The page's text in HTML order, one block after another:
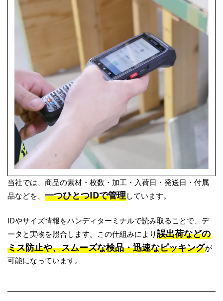
当社では、商品の素材・枚数・加工・入荷日・発送日・付属
品などを、 一つひとつIDで管理しています。
IDやサイズ情報をハンディターミナルで読み取ることで、デ
ータと実物を照合します。この仕組みにより誤出荷などの
ミス防止や、スムーズな検品・迅速なピッキングが
可能になっています。